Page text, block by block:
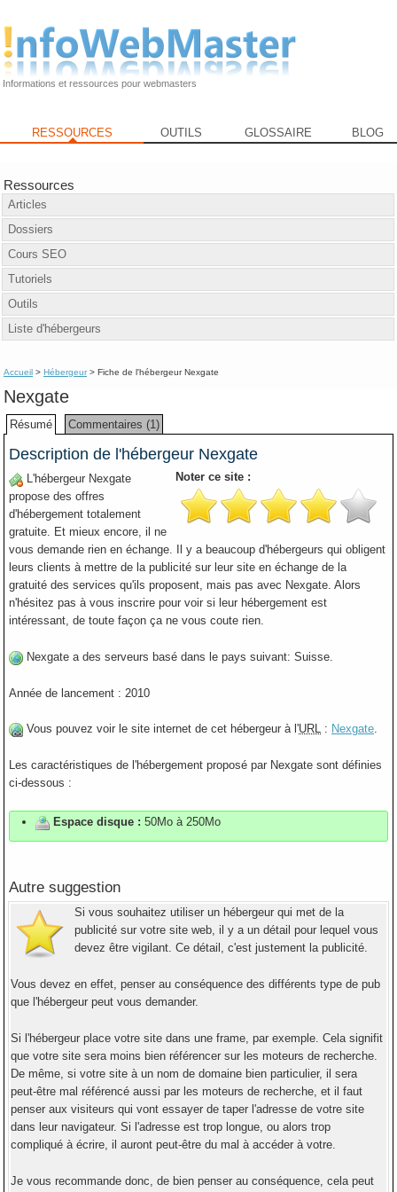
Informations et ressources pour webmasters
RESSOURCES OUTILS GLOSSAIRE BLOG
Ressources
Articles
Dossiers
Cours SEO
Tutoriels
Outils
Liste d'hébergeurs
Accueil >Hébergeur> Fiche de l'hébergeur Nexgate
Nexgate
Résumé Commentaires (1)
Description de l'hébergeur Nexgate
Noter ce site :
L'hébergeur Nexgate
propose des offres
d'hébergement totalement
gratuite. Et mieux encore, il ne
vous demande rien en échange. Il y a beaucoup d'hébergeurs qui obligent
leurs clients à mettre de la publicité sur leur site en échange de la
gratuité des services qu'ils proposent, mais pas avec Nexgate. Alors
n'hésitez pas à vous inscrire pour voir si leur hébergement est
intéressant, de toute façon ça ne vous coute rien.
Nexgate a des serveurs basé dans le pays suivant: Suisse.
Année de lancement : 2010
Vous pouvez voir le site internet de cet hébergeur à l'URL : Nexgate.
Les caractéristiques de l'hébergement proposé par Nexgate sont définies
ci-dessous :
Espace disque : 50Mo à 250Mo
Autre suggestion
Si vous souhaitez utiliser un hébergeur qui met de la
publicité sur votre site web, il y a un détail pour lequel vous
devez être vigilant. Ce détail, c'est justement la publicité.
Vous devez en effet, penser au conséquence des différents type de pub
que l'hébergeur peut vous demander.
Si l'hébergeur place votre site dans une frame, par exemple. Cela signifit
que votre site sera moins bien référencer sur les moteurs de recherche.
De même, si votre site à un nom de domaine bien particulier, il sera
peut-être mal référencé aussi par les moteurs de recherche, et il faut
penser aux visiteurs qui vont essayer de taper l'adresse de votre site
dans leur navigateur. Si l'adresse est trop longue, ou alors trop
compliqué à écrire, il auront peut-être du mal à accéder à votre.
Je vous recommande donc, de bien penser au conséquence, cela peut